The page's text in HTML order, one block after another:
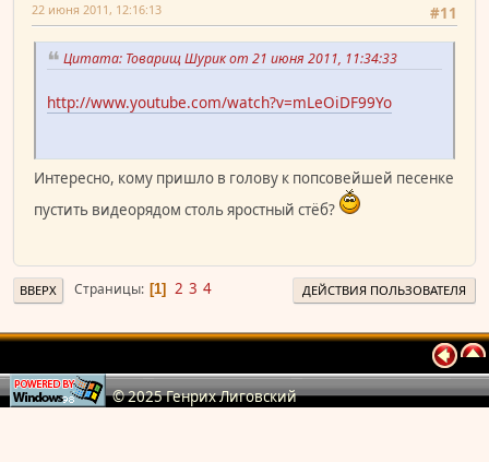
#11
22 июня 2011, 12:16:13
Цитата: Товарищ Шурик от 21 июня 2011, 11:34:33
http://www.youtube.com/watch?v=mLeOiDF99Yo
Интересно, кому пришло в голову к попсовейшей песенке
пустить видеорядом столь яростный стёб?
ВВЕРХ Страницы 1 2 3 4 ДЕЙСТВИЯ ПОЛЬЗОВАТЕЛЯ
© 2025 Генрих Лиговский